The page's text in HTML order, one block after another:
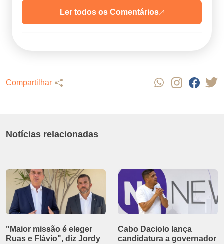
Ler todos os Comentários
Compartilhar
Notícias relacionadas
"Maior missão é eleger
Ruas e Flávio", diz Jordy
Cabo Daciolo lança
candidatura a governador